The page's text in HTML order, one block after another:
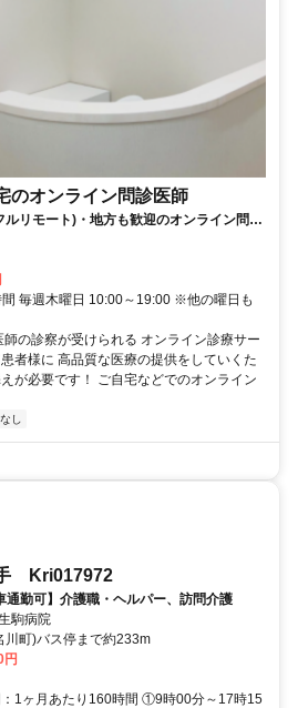
のオンライン問診医師
リモート)・地方も歓迎のオンライン問診
間 毎週木曜日 10:00～19:00 ※他の曜日も
の診察が受けられる オンライン診療サー
者様に 高品質な医療の提供をしていくた
が必要です！ ご自宅などでのオンライン
し
Kri017972
通勤可】介護職・ヘルパー、訪問介護
駒病院
川町)バス停まで約233m
円
1ヶ月あたり160時間 ①9時00分～17時15